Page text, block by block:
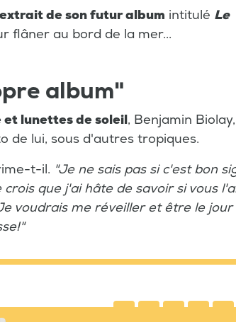
de son futur album intitulé Le
flâner au bord de la mer...
album"
lunettes de soleil, Benjamin
de lui, sous d'autres tropiques.
t-il. "Je ne sais pas si c'est bon
crois que j'ai hâte de savoir si vous
voudrais me réveiller et être le jour